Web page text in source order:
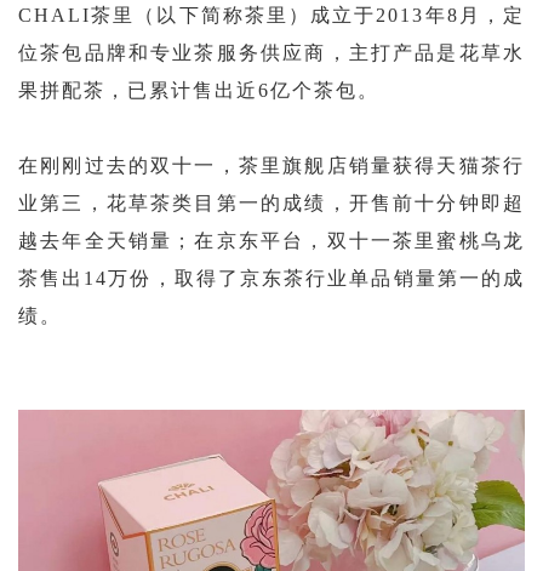
CHALI茶里（以下简称茶里）成立于2013年8月，定
位茶包品牌和专业茶服务供应商，主打产品是花草水
果拼配茶，已累计售出近6亿个茶包。
在刚刚过去的双十一，茶里旗舰店销量获得天猫茶行
业第三，花草茶类目第一的成绩，开售前十分钟即超
越去年全天销量；在京东平台，双十一茶里蜜桃乌龙
茶售出 14万份，取得了京东茶行业单品销量第一的成
绩。